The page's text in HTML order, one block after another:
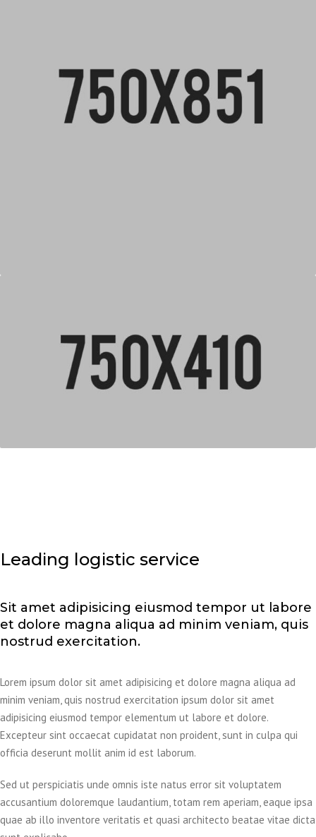
Leading logistic service
Sit amet adipisicing eiusmod tempor ut labore
et dolore magna aliqua ad minim veniam, quis
nostrud exercitation.
Lorem ipsum dolor sit amet adipisicing et dolore magna aliqua ad
minim veniam, quis nostrud exercitation ipsum dolor sit amet
adipisicing eiusmod tempor elementum ut labore et dolore.
Excepteur sint occaecat cupidatat non proident, sunt in culpa qui
officia deserunt mollit anim id est laborum.
Sed ut perspiciatis unde omnis iste natus error sit voluptatem
accusantium doloremque laudantium, totam rem aperiam, eaque ipsa
quae ab illo inventore veritatis et quasi architecto beatae vitae dicta